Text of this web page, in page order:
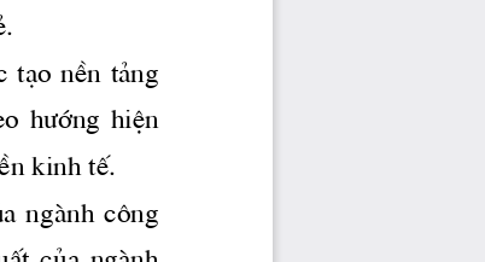
  t¹o  nÒn  t¶ng
h­íng
  hiÖn
kinh tÕ.
ngμnh  c«ng